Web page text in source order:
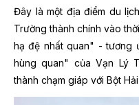
Đây là một địa điểm du
Trường thành chính vào
hạ đệ nhất quan" - tương
hùng quan" của Vạn Lý
thành chạm giáp với Bột